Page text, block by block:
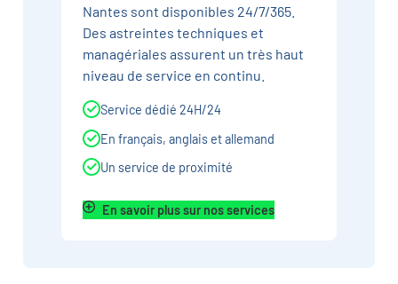
Nantes sont disponibles 24/7/365.
Des astreintes techniques et
managériales assurent un très haut
niveau de service en continu.
Service dédié 24H/24
En français, anglais et allemand
Un service de proximité
En savoir plus sur nos services